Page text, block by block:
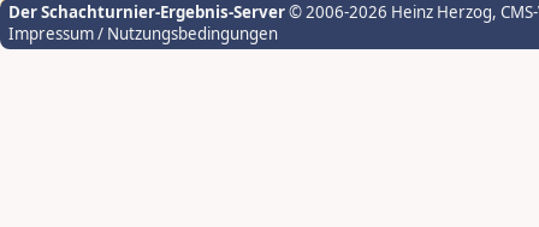
Der Schachturnier-Ergebnis-Server© 2006-2026 Heinz Herzog,
Impressum / Nutzungsbedingungen